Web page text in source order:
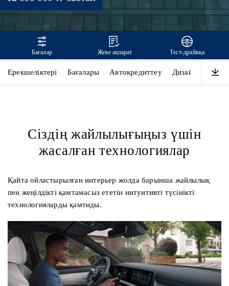
TUCSON
Бағалар Жеке ақпарат Тест-драйвқа
Ерекшеліктері Бағалары Автокредиттеу Дизайн
Сіздің жайлылығыңыз үшін
жасалған технологиялар
Қайта ойластырылған интерьер жолда барынша жайлылық
пен жеңілдікті қамтамасыз ететін интуитивті түсінікті
технологияларды қамтиды.